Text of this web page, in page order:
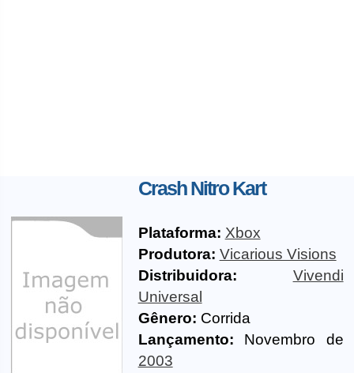
Crash Nitro Kart
Plataforma: Xbox
Produtora: Vicarious Visions
Distribuidora:
Vivendi
Universal
Gênero: Corrida
Lançamento: Novembro de
2003